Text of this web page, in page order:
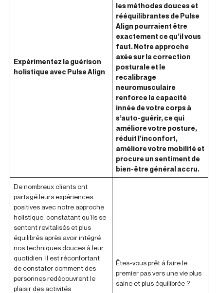
Expérimentez la guérison
holistique avec Pulse Align
les méthodes douces et
rééquilibrantes de Pulse
Align pourraient être
exactement ce qu’il vous
faut. Notre approche
axée sur la correction
posturale et le
recalibrage
neuromusculaire
renforce la capacité
innée de votre corps à
s’auto-guérir, ce qui
améliore votre posture,
réduit l’inconfort,
améliore votre mobilité et
procure un sentiment de
bien-être général accru.
De nombreux clients ont
partagé leurs expériences
positives avec notre approche
holistique, constatant qu’ils se
sentent revitalisés et plus
équilibrés après avoir intégré
nos techniques douces à leur
quotidien. Il est réconfortant
de constater comment des
personnes redécouvrent le
plaisir des activités
Êtes-vous prêt à faire le
premier pas vers une vie plus
saine et plus équilibrée ?